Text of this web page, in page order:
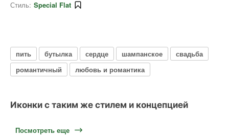
Стиль: Special Flat
пить бутылка сердце шампанское
свадьба
романтичный
любовь и романтика
Иконки с таким же стилем и концепцией
Посмотреть еще